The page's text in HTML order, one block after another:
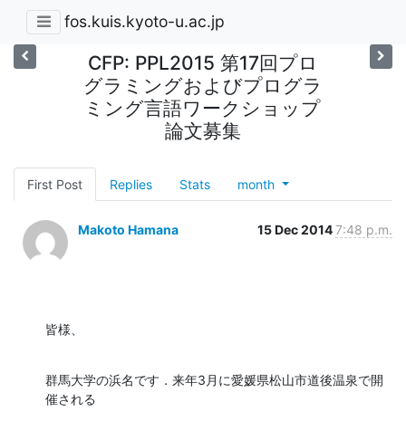
fos.kuis.kyoto-u.ac.jp
CFP: PPL2015 第17回プロ
グラミングおよびプログラ
ミング言語ワークショップ
論文募集
First Post Replies Stats month
Makoto Hamana 15 Dec 20147:48 p.m.
皆様、
群馬大学の浜名です．来年3月に愛媛県松山市道後温泉で開
催される